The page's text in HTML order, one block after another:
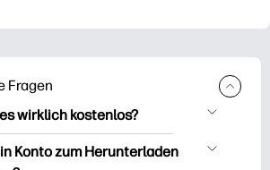
Fragen
wirklich kostenlos?
bietet über 2.500
zum Herunterladen
Konto zum Herunterladen